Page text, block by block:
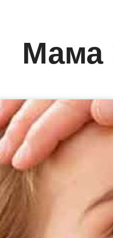
Мама